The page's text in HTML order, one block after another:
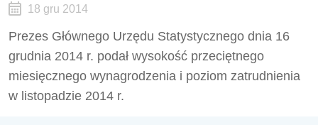
18 gru 2014
Prezes Głównego Urzędu Statystycznego dnia 16
grudnia 2014 r. podał wysokość przeciętnego
miesięcznego wynagrodzenia i poziom zatrudnienia
w listopadzie 2014 r.